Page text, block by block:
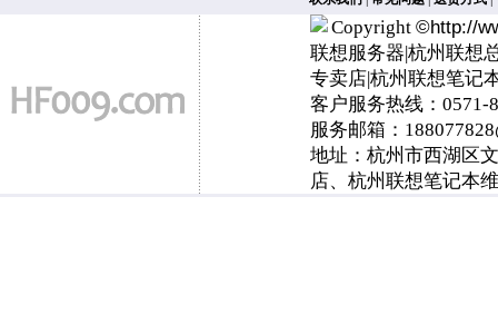
Copyright ©http://
联想服务器|杭州联想
专卖店|杭州联想笔记
客户服务热线：0571-
服务邮箱：
地址：杭州市西湖区
店、杭州联想笔记本